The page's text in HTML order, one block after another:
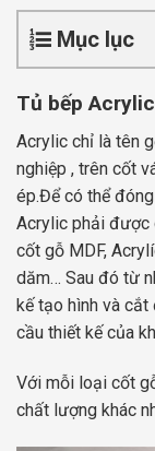
Mục lục
Tủ bếp
Acrylic chỉ là tên
nghiệp , trên cốt
ép.Để có thể
Acrylic phải được
cốt gỗ MDF,
dăm… Sau đó từ
kế tạo hình và
cầu thiết kế của
Với mỗi loại cốt
chất lượng khác